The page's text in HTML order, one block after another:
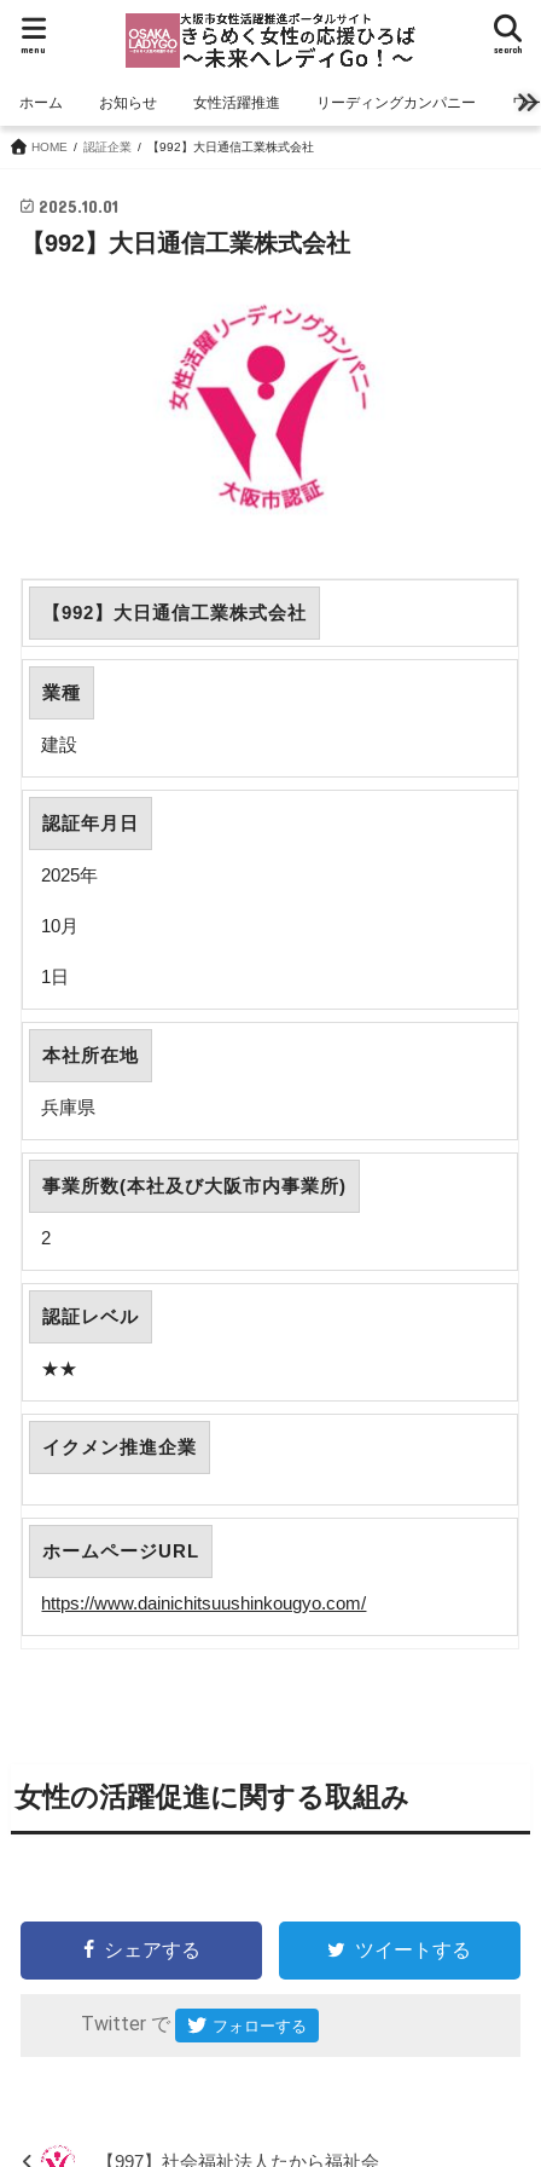
search
menu
ホーム お知らせ 女性活躍推進 リーディングカンパニー ワ
HOME 認証企業 【992】大日通信工業株式会社
2025.10.01
【992】大日通信工業株式会社
【992】大日通信工業株式会社
業種
建設
認証年月日
2025年
10月
1日
本社所在地
兵庫県
事業所数(本社及び大阪市内事業所)
2
認証レベル
★★
イクメン推進企業
ホームページURL
https://www.dainichitsuushinkougyo.com/
女性の活躍促進に関する取組み
シェアする ツイートする
Twitter で
【997】社会福祉法人たから福祉会